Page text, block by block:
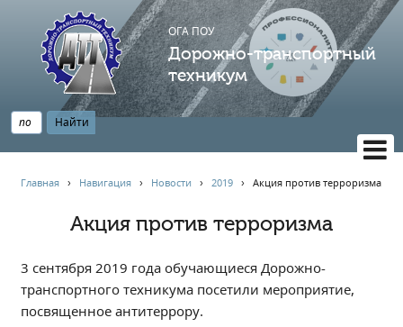
ОГА ПОУ
Дорожно-транспортный
техникум
Главная
Профессионалитет
АБИТУРИЕНТУ
Опрос по качеству образования
Главная › Навигация › Новости ›2019 ›Акция против терроризма
Акция против терроризма
3 сентября 2019 года обучающиеся Дорожно-
транспортного техникума посетили мероприятие,
посвященное антитеррору.